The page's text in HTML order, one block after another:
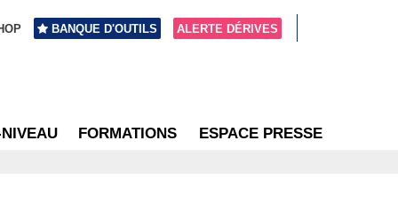
BANQUE D'OUTILS ALERTE DÉRIVES
FORMATIONS ESPACE PRESSE